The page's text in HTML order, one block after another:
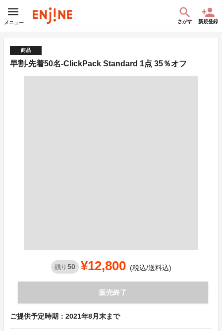
メニュー さがす 新規登録
商品
早割-先着50名-ClickPack Standard 1点 35％オフ
残り 50 ¥12,800 (税込/送料込)
販売終了
ご提供予定時期：2021年8月末まで